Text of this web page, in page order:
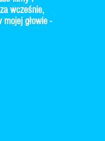
wcześnie,
głowie -